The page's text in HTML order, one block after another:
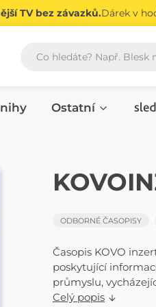
TV bez závazků.Dárek v
Vyhledávání
Ostatní
ČASOPIS
ODBORNÉ ČASOPISY
Časopis KOVO
poskytující
průmyslu,
Celý popis